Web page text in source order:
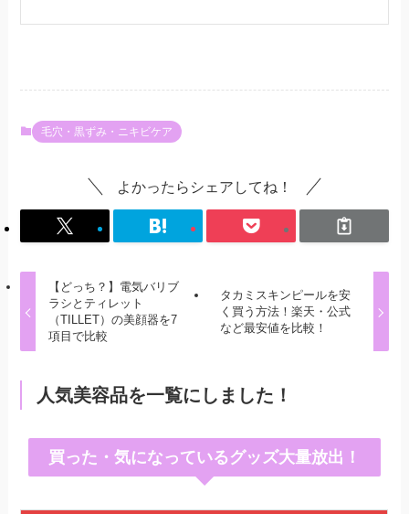
毛穴・黒ずみ・ニキビケア
よかったらシェアしてね！
【どっち？】電気バリブ
ラシとティレット
（TILLET）の美顔器を7
項目で比較
タカミスキンピールを安
く買う方法！楽天・公式
など最安値を比較！
人気美容品を一覧にしました！
買った・気になっているグッズ大量放出！